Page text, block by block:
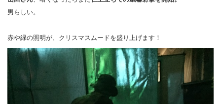
男らしい。
赤や緑の照明が、クリスマスムードを盛り上げます！